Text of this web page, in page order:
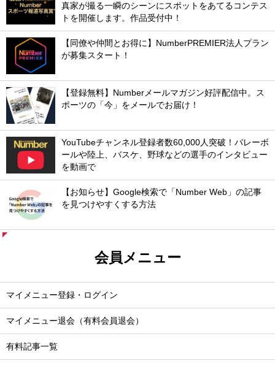
真家が撮る一瞬のシーンにスポットをあてるコンテス
トを開催します。作品受付中！
【同僚や仲間とお得に】NumberPREMIER法人プラン
が募集スタート！
【登録無料】Numberメールマガジン好評配信中。ス
ポーツの「今」をメールでお届け！
YouTubeチャンネル登録者数60,000人突破！バレーボ
ールや陸上、バスケ、野球などの選手のインタビュー
を動画で
【お知らせ】Google検索で「Number Web」の記事
を見つけやすくする方法
会員メニュー
マイメニュー登録・ログイン
マイメニュー退会（有料会員退会）
有料記事一覧